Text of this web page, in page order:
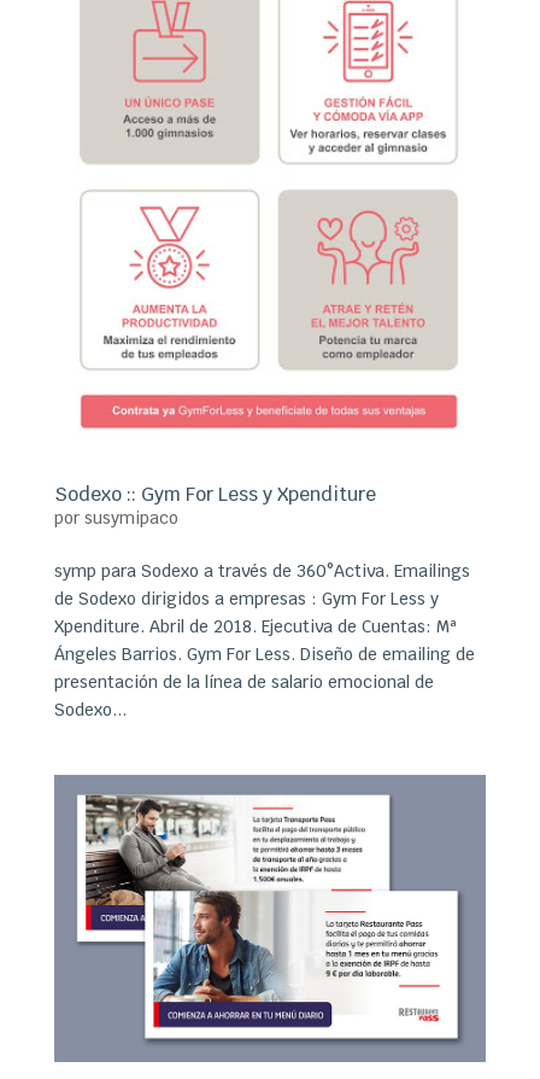
Sodexo :: Gym For Less y Xpenditure
por susymipaco
symp para Sodexo a través de 360°Activa. Emailings
de Sodexo dirigidos a empresas : Gym For Less y
Xpenditure. Abril de 2018. Ejecutiva de Cuentas: Mª
Ángeles Barrios. Gym For Less. Diseño de emailing de
presentación de la línea de salario emocional de
Sodexo...